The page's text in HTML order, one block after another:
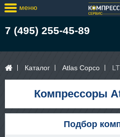
меню
7 (495) 255-45-89
Каталог Atlas Copco LT
Компрессоры
Подбор